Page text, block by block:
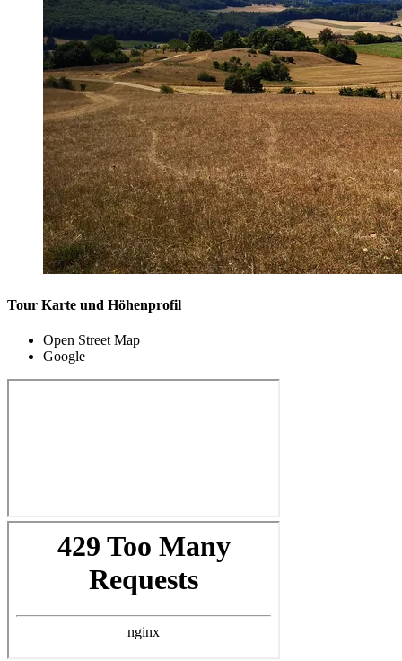
Tour Karte und Höhenprofil
Open Street Map
Google